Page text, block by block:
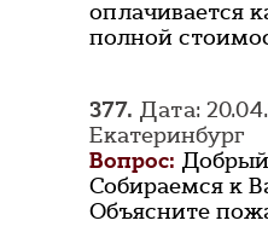
оплачивается
полной
377. Дата:
Екатеринбург
Вопрос:
Собираемся к
Объясните